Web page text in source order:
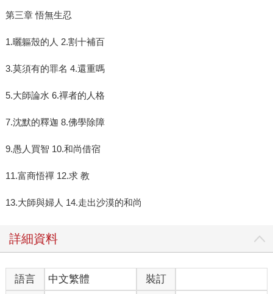
第三章 悟無生忍
1.曬軀殼的人 2.割十補百
3.莫須有的罪名 4.還重嗎
5.大師論水 6.禪者的人格
7.沈默的釋迦 8.佛學除障
9.愚人買智 10.和尚借宿
11.富商悟禪 12.求 教
13.大師與婦人 14.走出沙漠的和尚
詳細資料
語言 中文繁體
裝訂